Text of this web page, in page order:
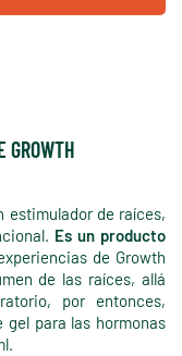
GROWTH
estimulador de raíces,
Es un producto
de Growth
de las raíces, allá
por entonces,
gel para las hormonas